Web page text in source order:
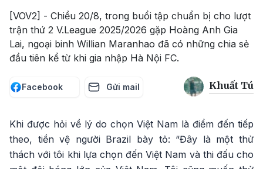
[VOV2] - Chiều 20/8, trong buổi tập chuẩn bị cho lượt
trận thứ 2 V.League 2025/2026 gặp Hoàng Anh Gia
Lai, ngoại binh Willian Maranhao đã có những chia sẻ
đầu tiên kể từ khi gia nhập Hà Nội FC.
Facebook Gửi mail Khuất Tú
Khi được hỏi về lý do chọn Việt Nam là điểm đến tiếp
theo, tiền vệ người Brazil bày tỏ: “Đây là một thử
thách với tôi khi lựa chọn đến Việt Nam và thi đấu cho